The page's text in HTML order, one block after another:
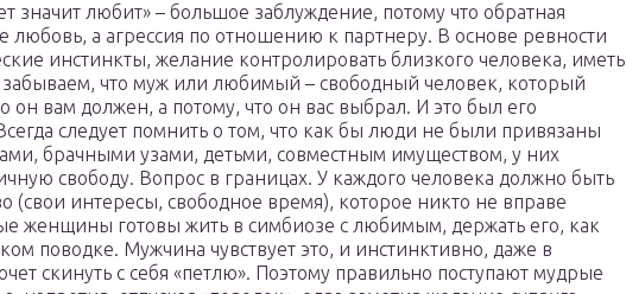
значит любит» – большое заблуждение, потому что обратная
любовь, а агрессия по отношению к партнеру. В основе ревности
инстинкты, желание контролировать близкого человека, иметь
что муж или любимый – свободный человек, который
он вам должен, а потому, что он вас выбрал. И это был его
следует помнить о том, что как бы люди не были привязаны
брачными узами, детьми, совместным имуществом, у них
свободу. Вопрос в границах. У каждого человека должно быть
(свои интересы, свободное время), которое никто не вправе
женщины готовы жить в симбиозе с любимым, держать его, как
поводке. Мужчина чувствует это, и инстинктивно, даже в
скинуть с себя «петлю». Поэтому правильно поступают мудрые